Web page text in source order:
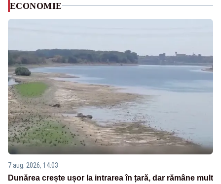
ECONOMIE
7 aug. 2026, 14:03
Dunărea crește ușor la intrarea în țară, dar rămâne mult